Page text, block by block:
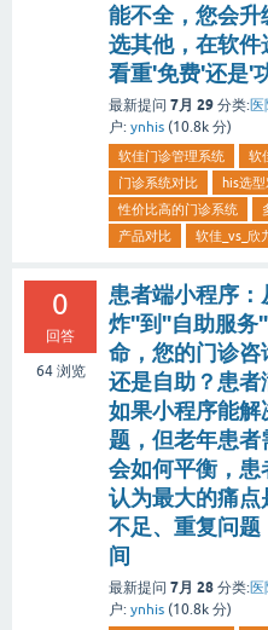
能不全，您会升
选其他，在软件
看重'免费'还是'
最新提问 7月 29 分类:
户: ynhis (10.8k 分)
软佳门诊管理系统
软
门诊系统对比
his选
性价比高的门诊系统
产品对比
软佳_vs_欣
0
回答
64浏览
患者端小程序
炸"到"自助服务
命，您的门诊咨
还是自助？患者
如果小程序能解
题，但老年患者
会如何平衡，患
认为最大的痛点
不足、重复问题
间
最新提问 7月 28 分类:
户: ynhis (10.8k 分)